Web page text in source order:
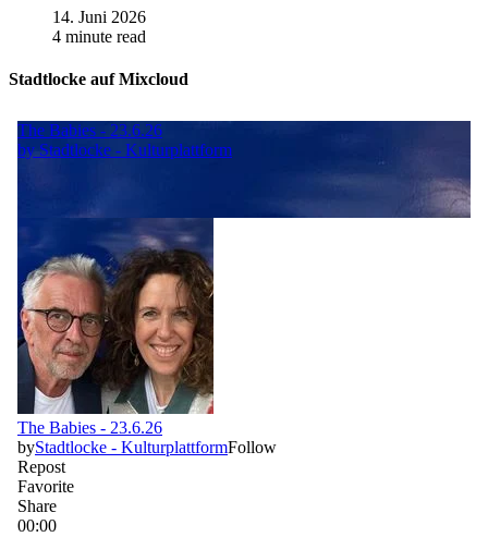
14. Juni 2026
4 minute read
Stadtlocke auf Mixcloud